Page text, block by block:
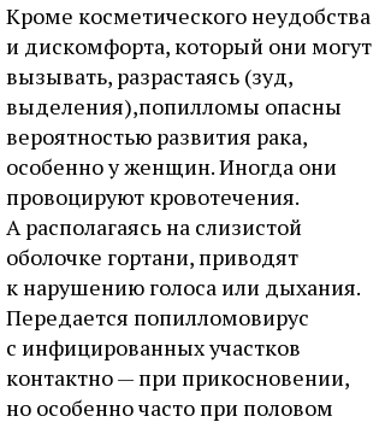
Кроме косметического неудобства
и дискомфорта, который они могут
вызывать, разрастаясь (зуд,
выделения),попилломы опасны
вероятностью развития рака,
особенно у женщин. Иногда они
провоцируют кровотечения.
А располагаясь на слизистой
оболочке гортани, приводят
к нарушению голоса или дыхания.
Передается попилломовирус
с инфицированных участков
контактно — при прикосновении,
но особенно часто при половом